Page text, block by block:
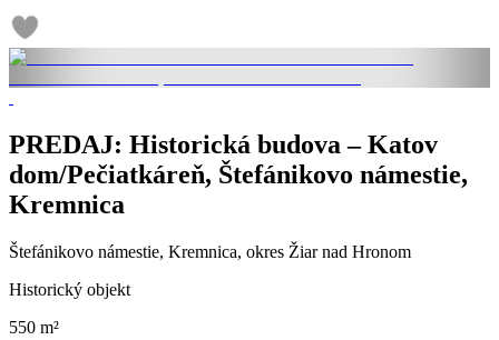
PREDAJ: Historická budova – Katov
dom/Pečiatkáreň, Štefánikovo námestie,
Kremnica
Štefánikovo námestie, Kremnica, okres Žiar nad Hronom
Historický objekt
550 m²